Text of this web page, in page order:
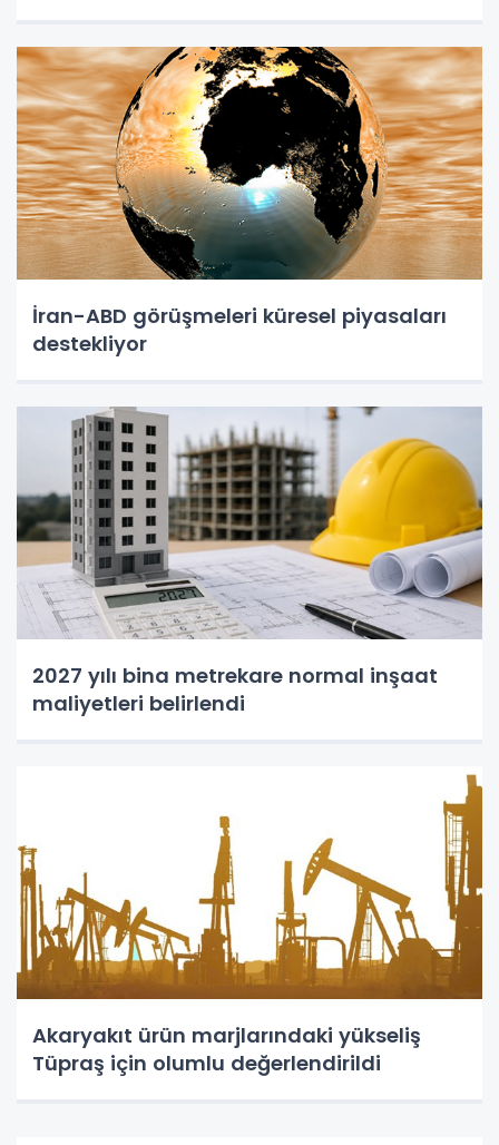
İran-ABD görüşmeleri küresel piyasaları
destekliyor
2027 yılı bina metrekare normal inşaat
maliyetleri belirlendi
Akaryakıt ürün marjlarındaki yükseliş
Tüpraş için olumlu değerlendirildi